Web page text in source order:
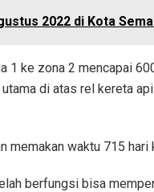
2022 di Kota
1 ke zona 2 mencapai
di atas rel kereta
memakan waktu 715 hari
berfungsi bisa